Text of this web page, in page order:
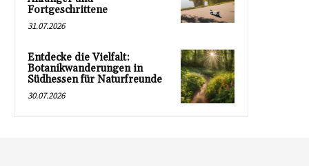
Fortgeschrittene
31.07.2026
Entdecke die Vielfalt:
Botanikwanderungen in
Südhessen für Naturfreunde
30.07.2026